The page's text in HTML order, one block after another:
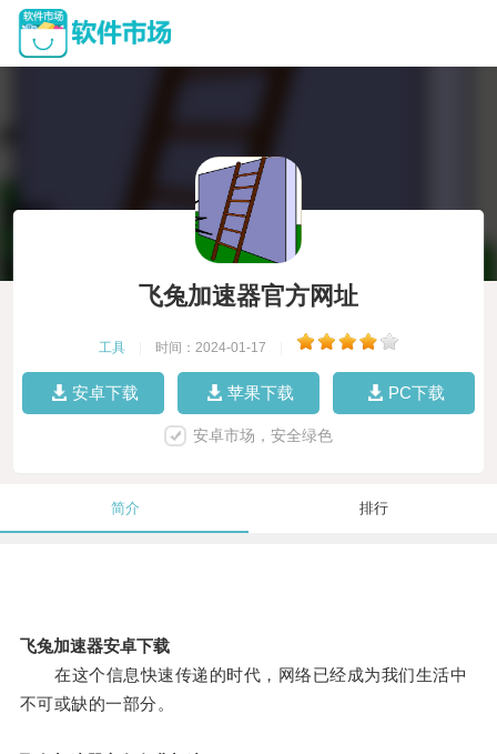
飞兔加速器官方网址
工具 时间：2024-01-17
安卓下载 苹果下载 PC下载
安卓市场，安全绿色
简介 排行
飞兔加速器安卓下载
在这个信息快速传递的时代，网络已经成为我们生活中
不可或缺的一部分。